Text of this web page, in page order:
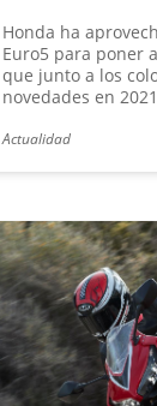
Honda ha
Euro5 para poner
que junto a los
novedades en
Actualidad